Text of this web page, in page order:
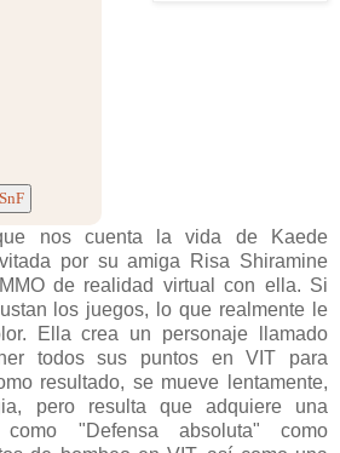
nos cuenta la vida de Kaede
por su amiga Risa Shiramine
de realidad virtual con ella. Si
los juegos, lo que realmente le
Ella crea un personaje llamado
todos sus puntos en VIT para
resultado, se mueve lentamente,
pero resulta que adquiere una
como "Defensa absoluta" como